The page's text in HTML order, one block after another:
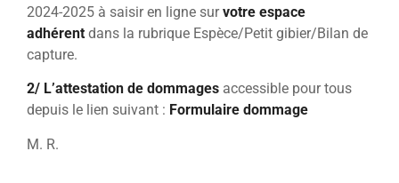
2024-2025 à saisir en ligne survotre espace
adhérent dans la rubrique Espèce/Petit gibier/Bilan de
capture.
2/ L’attestation de dommages accessible pour tous
depuis le lien suivant : Formulaire dommage
M. R.